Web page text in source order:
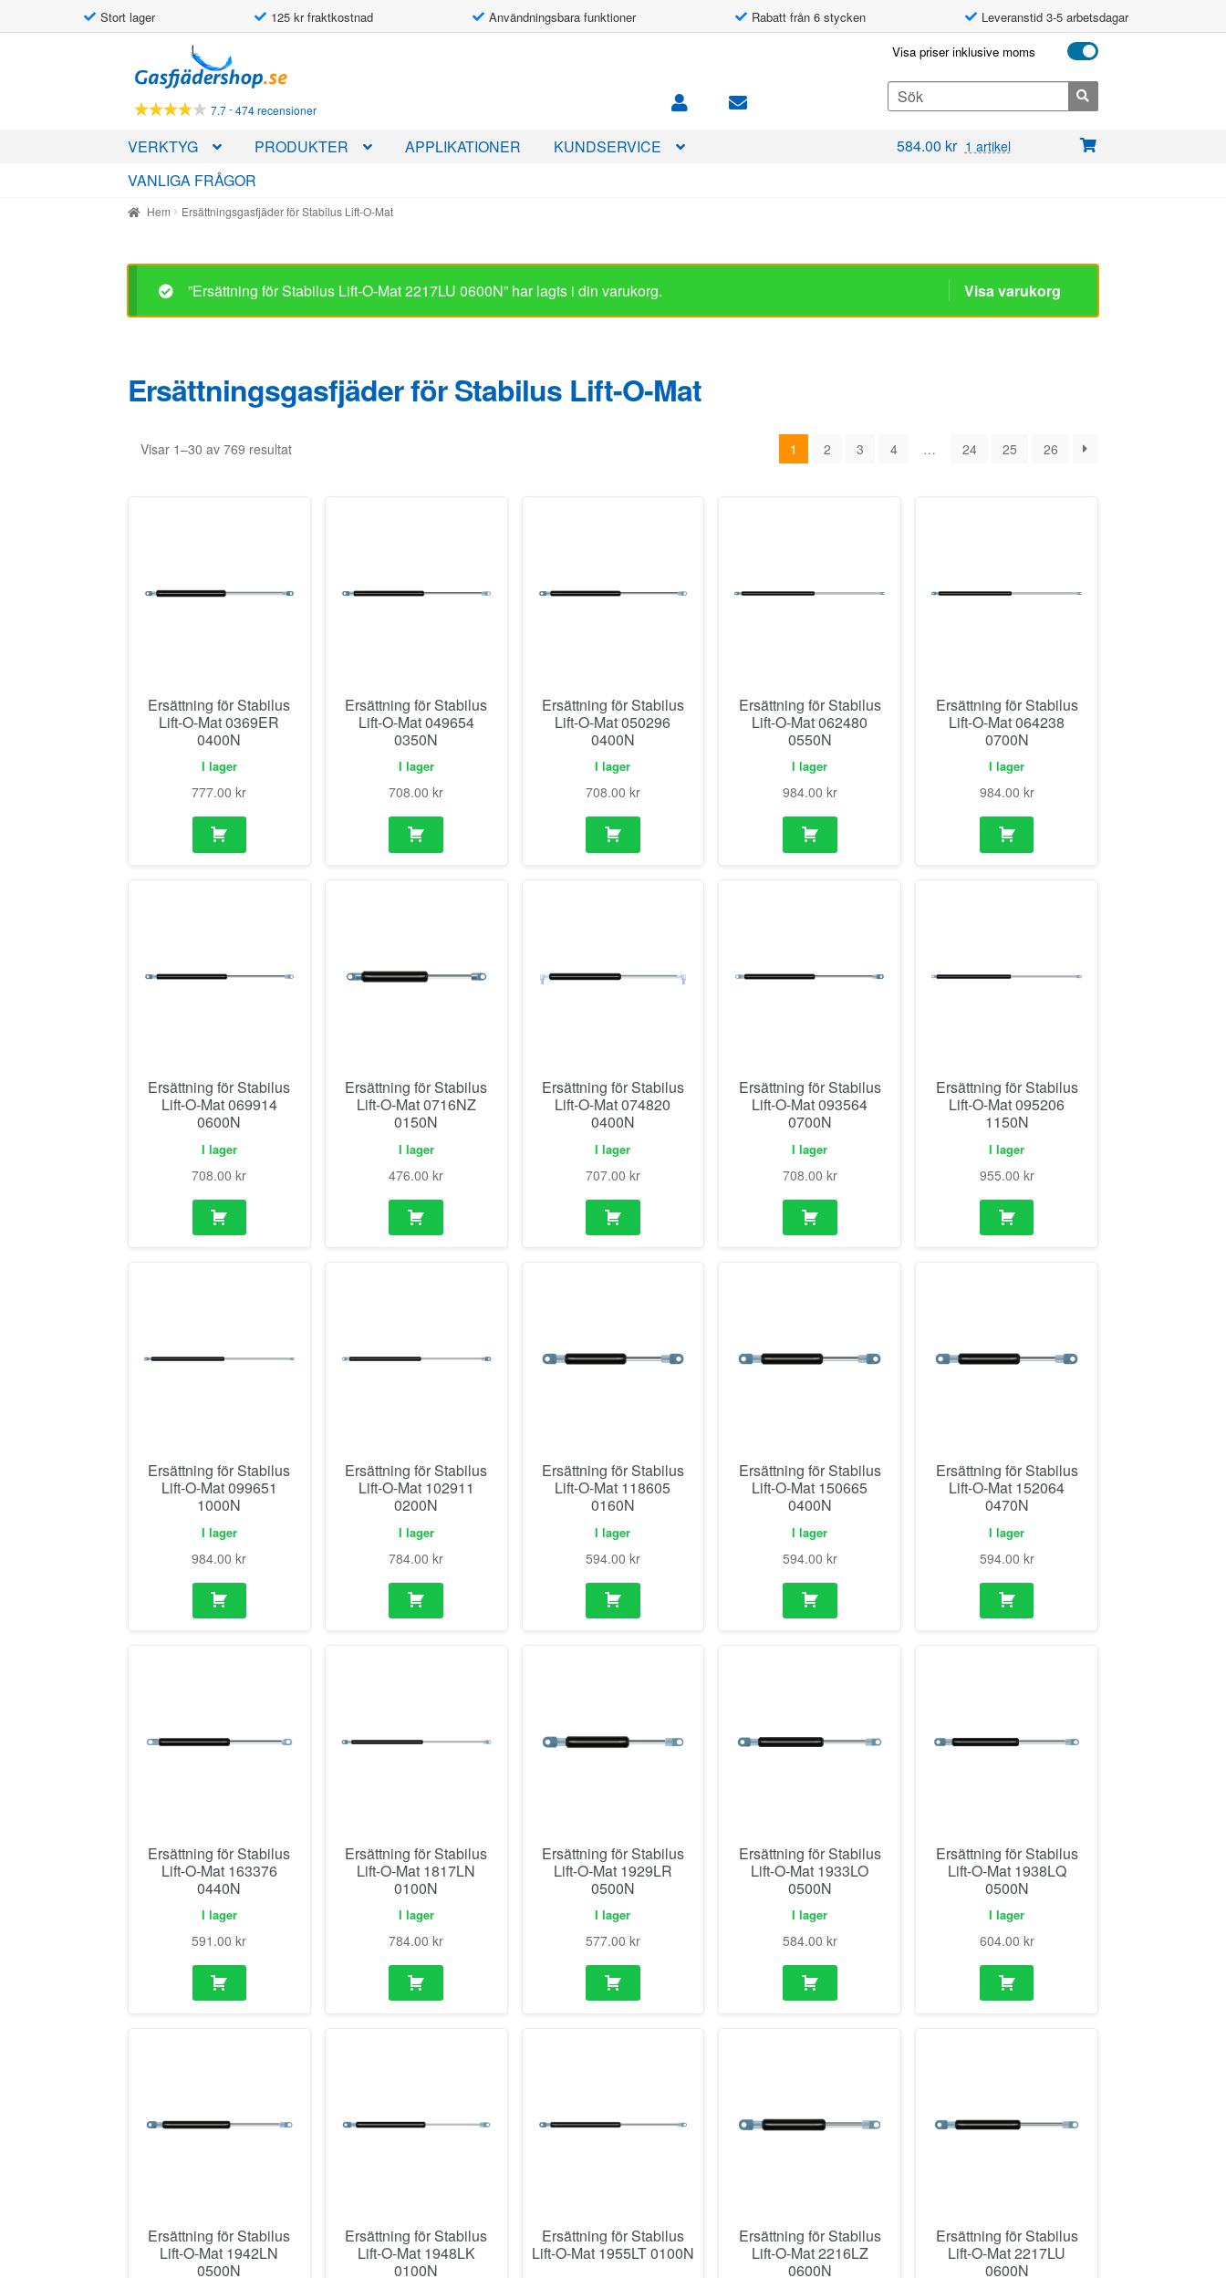
Stort lager 125 kr fraktkostnad Användningsbara funktioner Rabatt från 6 stycken Leveranstid 3-5 arbetsdagar
till
navigering
till
innehåll
7.7-474 recensioner
Visa priser inklusive moms
Search
for:
VERKTYG PRODUKTER APPLIKATIONER
KUNDSERVICE
VANLIGA FRÅGOR
584.00 kr 1 artikel
Hem Ersättningsgasfjäder för Stabilus Lift-O-Mat
”Ersättning för Stabilus Lift-O-Mat 2217LU 0600N” har lagts i din varukorg. Visa varukorg
Ersättningsgasfjäder för Stabilus Lift-O-Mat
Visar 1–30 av 769 resultat 1 2 3 4 … 24 25 26
Ersättning för Stabilus
Lift-O-Mat 0369ER
0400N
I lager
777.00kr
Ersättning för Stabilus
Lift-O-Mat 049654
0350N
I lager
708.00kr
Ersättning för Stabilus
Lift-O-Mat 050296
0400N
I lager
708.00 kr
Ersättning för Stabilus
Lift-O-Mat 062480
0550N
I lager
984.00 kr
Ersättning för Stabilus
Lift-O-Mat 064238
0700N
I lager
984.00 kr
Ersättning för Stabilus
Lift-O-Mat 069914
0600N
I lager
708.00kr
Ersättning för Stabilus
Lift-O-Mat 0716NZ
0150N
I lager
476.00kr
Ersättning för Stabilus
Lift-O-Mat 074820
0400N
I lager
707.00 kr
Ersättning för Stabilus
Lift-O-Mat 093564
0700N
I lager
708.00 kr
Ersättning för Stabilus
Lift-O-Mat 095206
1150N
I lager
955.00 kr
Ersättning för Stabilus
Lift-O-Mat 099651
1000N
I lager
984.00kr
Ersättning för Stabilus
Lift-O-Mat 102911
0200N
I lager
784.00kr
Ersättning för Stabilus
Lift-O-Mat 118605
0160N
I lager
594.00 kr
Ersättning för Stabilus
Lift-O-Mat 150665
0400N
I lager
594.00 kr
Ersättning för Stabilus
Lift-O-Mat 152064
0470N
I lager
594.00 kr
Ersättning för Stabilus
Lift-O-Mat 163376
0440N
I lager
591.00kr
Ersättning för Stabilus
Lift-O-Mat 1817LN
0100N
I lager
784.00kr
Ersättning för Stabilus
Lift-O-Mat 1929LR
0500N
I lager
577.00 kr
Ersättning för Stabilus
Lift-O-Mat 1933LO
0500N
I lager
584.00 kr
Ersättning för Stabilus
Lift-O-Mat 1938LQ
0500N
I lager
604.00 kr
Ersättning för Stabilus
Lift-O-Mat 1942LN
0500N
Ersättning för Stabilus
Lift-O-Mat 1948LK
0100N
Ersättning för Stabilus
Lift-O-Mat 1955LT 0100N
Ersättning för Stabilus
Lift-O-Mat 2216LZ
0600N
Ersättning för Stabilus
Lift-O-Mat 2217LU
0600N